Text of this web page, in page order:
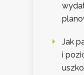
Jak
i